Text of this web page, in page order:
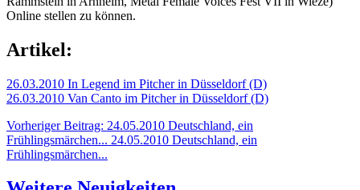
Online stellen zu können.
Artikel:
26.03.2010 In Legend im Pitcher in Düsseldorf (D)
26.03.2010 Van Canto im Pitcher in Düsseldorf (D)
Vorheriger Beitrag: 24.05.2010 Deutschland, ein
Frühlingsmärchen... 24.05.2010 Deutschland, ein
Frühlingsmärchen...